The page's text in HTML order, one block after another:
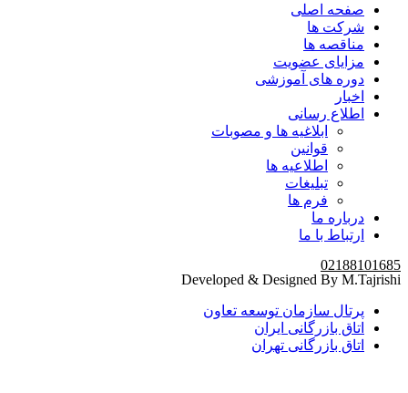
صفحه اصلی
شرکت ها
مناقصه ها
مزایای عضویت
دوره های آموزشی
اخبار
اطلاع رسانی
ابلاغیه ها و مصوبات
قوانین
اطلاعیه ها
تبلیغات
فرم ها
درباره ما
ارتباط با ما
02188101685
Developed & Designed By M.Tajrishi
پرتال سازمان توسعه تعاون
اتاق بازرگانی ایران
اتاق بازرگانی تهران